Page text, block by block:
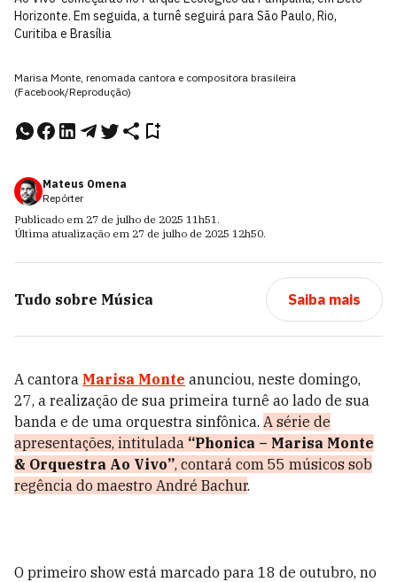
Horizonte. Em seguida, a turnê seguirá para São Paulo, Rio,
Curitiba e Brasília
Marisa Monte, renomada cantora e compositora brasileira
(Facebook/Reprodução)
Mateus Omena
Repórter
Publicado em 27 de julho de 2025 11h51.
Última atualização em 27 de julho de 2025 12h50.
Tudo sobre Música Saiba mais
A cantora Marisa Monte anunciou, neste domingo,
27, a realização de sua primeira turnê ao lado de sua
banda e de uma orquestra sinfônica. A série de
apresentações, intitulada “Phonica – Marisa Monte
& Orquestra Ao Vivo”, contará com 55 músicos sob
regência do maestro André Bachur.
O primeiro show está marcado para 18 de outubro, no